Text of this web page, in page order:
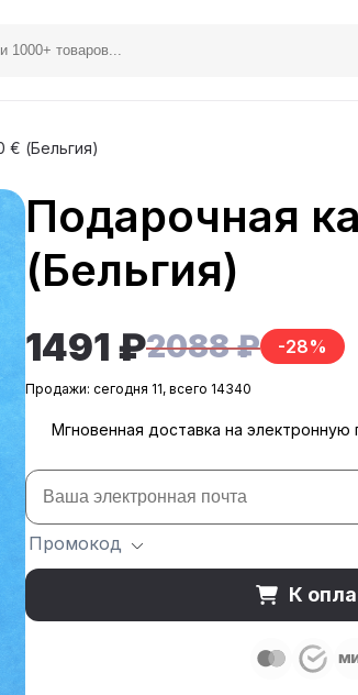
€ (Бельгия)
Подарочная
(Бельгия)
1491 ₽2088 ₽ -28%
Продажи: сегодня 11, всего 14340
Мгновенная доставка на электронную
Промокод
К